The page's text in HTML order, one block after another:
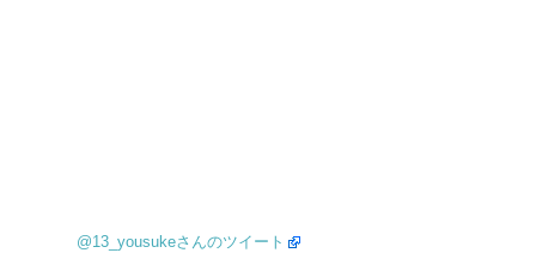
@13_yousukeさんのツイート